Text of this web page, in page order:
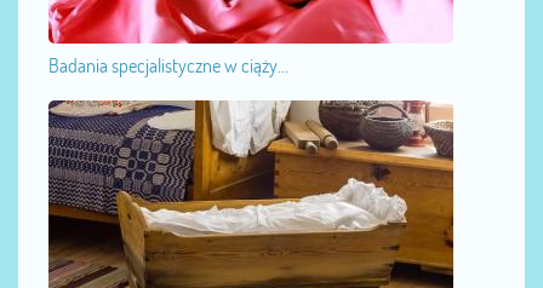
Badania specjalistyczne w ciąży...